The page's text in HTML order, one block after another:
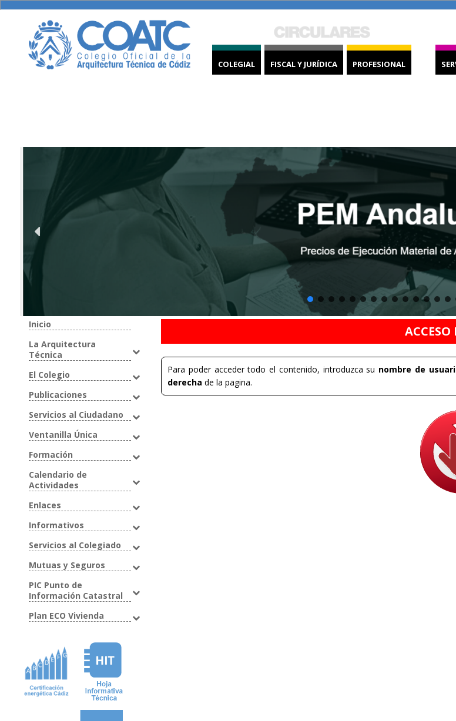
COLEGIAL FISCAL Y JURÍDICA PROFESIONAL
Inicio
La Arquitectura
Técnica
El Colegio
Publicaciones
Servicios al Ciudadano
Ventanilla Única
Formación
Calendario de
Actividades
Enlaces
Informativos
Servicios al Colegiado
Mutuas y Seguros
PIC Punto de
Información Catastral
Plan ECO Vivienda
Para poder acceder todo el contenido, introduzca su nombre de
derecha de la pagina.